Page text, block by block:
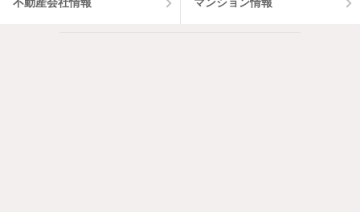
不動産会社情報 マンション情報